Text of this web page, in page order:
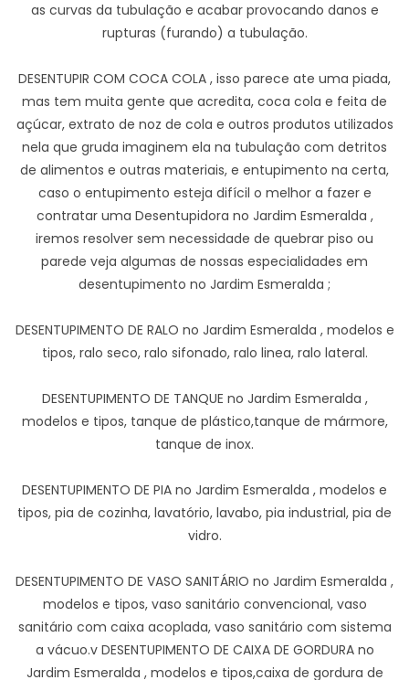
as curvas da tubulação e acabar provocando danos e
rupturas (furando) a tubulação.
DESENTUPIR COM COCA COLA , isso parece ate uma piada,
mas tem muita gente que acredita, coca cola e feita de
açúcar, extrato de noz de cola e outros produtos utilizados
nela que gruda imaginem ela na tubulação com detritos
de alimentos e outras materiais, e entupimento na certa,
caso o entupimento esteja difícil o melhor a fazer e
contratar uma Desentupidora no Jardim Esmeralda ,
iremos resolver sem necessidade de quebrar piso ou
parede veja algumas de nossas especialidades em
desentupimento no Jardim Esmeralda ;
DESENTUPIMENTO DE RALO no Jardim Esmeralda , modelos e
tipos, ralo seco, ralo sifonado, ralo linea, ralo lateral.
DESENTUPIMENTO DE TANQUE no Jardim Esmeralda ,
modelos e tipos, tanque de plástico,tanque de mármore,
tanque de inox.
DESENTUPIMENTO DE PIA no Jardim Esmeralda , modelos e
tipos, pia de cozinha, lavatório, lavabo, pia industrial, pia de
vidro.
DESENTUPIMENTO DE VASO SANITÁRIO no Jardim Esmeralda ,
modelos e tipos, vaso sanitário convencional, vaso
sanitário com caixa acoplada, vaso sanitário com sistema
a vácuo.v DESENTUPIMENTO DE CAIXA DE GORDURA no
Jardim Esmeralda , modelos e tipos,caixa de gordura de